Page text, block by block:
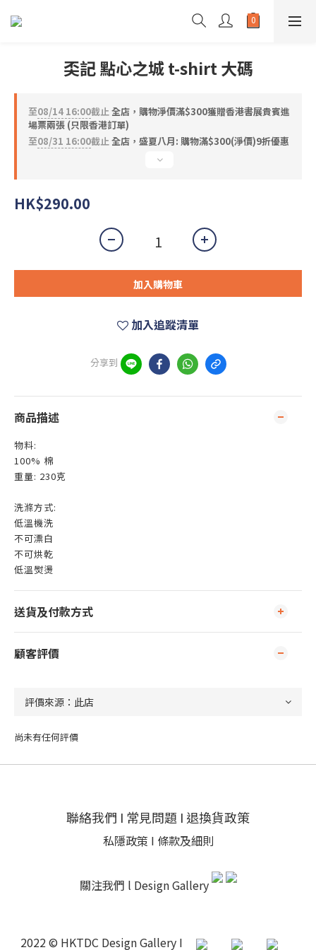
奀記 點心之城 t-shirt 大碼
至08/14 16:00截止全店，購物淨價滿$300獲贈香港書展貴賓進
場票兩張 (只限香港訂單)
至08/31 16:00截止全店，盛夏八月: 購物滿$300(淨價)9折優惠
HK$290.00
加入購物車
加入追蹤清單
分享到
商品描述
物料:
100% 棉
重量: 230克
洗滌方式:
低溫機洗
不可漂白
不可烘乾
低溫熨燙
送貨及付款方式
顧客評價
尚未有任何評價
聯絡我們 I 常見問題 I 退換貨政策
私隱政策 I 條款及細則
關注我們 l Design Gallery
2022 © HKTDC Design Gallery I